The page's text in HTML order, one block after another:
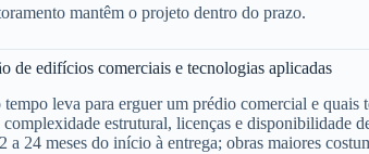
mantêm o projeto dentro do prazo.
de edifícios comerciais e tecnologias aplicadas
leva para erguer um prédio comercial e
estrutural, licenças e disponibilidade
a 24 meses do início à entrega; obras maiores